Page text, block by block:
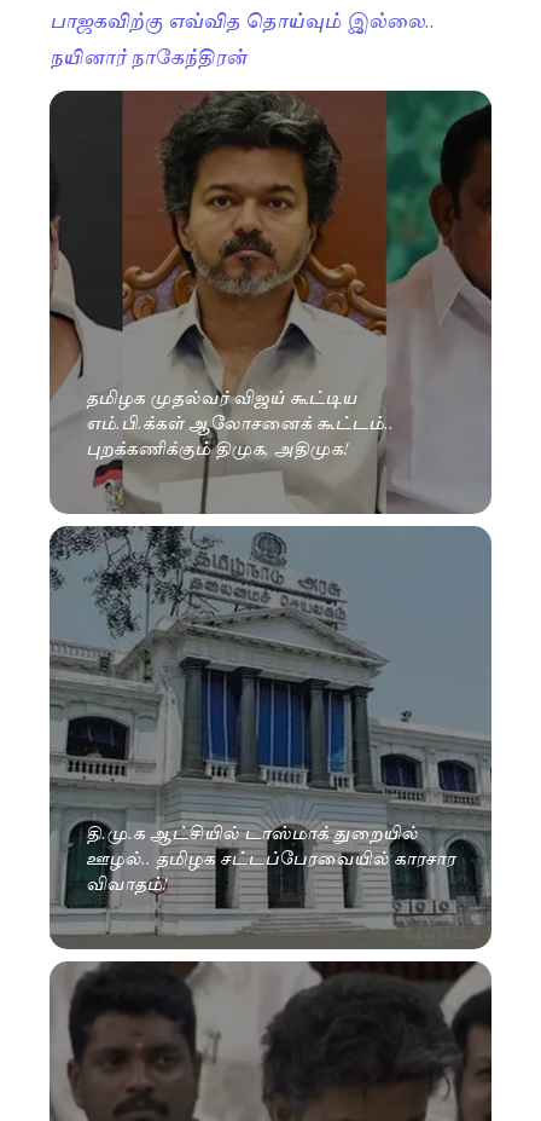
பாஜகவிற்கு எவ்வித தொய்வும் இல்லை..
நயினார் நாகேந்திரன்
தமிழக முதல்வர் விஜய் கூட்டிய
எம்.பி.க்கள் ஆலோசனைக் கூட்டம்..
புறக்கணிக்கும் திமுக, அதிமுக!
தி.மு.க ஆட்சியில் டாஸ்மாக் துறையில்
ஊழல்.. தமிழக சட்டப்பேரவையில் காரசார
விவாதம்!